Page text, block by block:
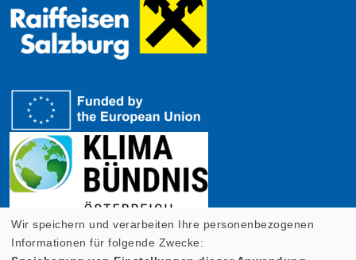
Wir speichern und verarbeiten Ihre personenbezogenen
Informationen für folgende Zwecke: